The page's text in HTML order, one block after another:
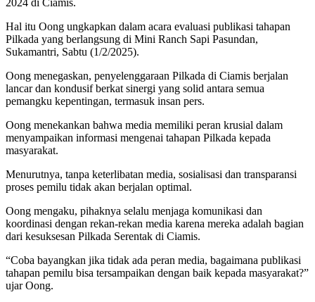
Hal itu Oong ungkapkan dalam acara evaluasi publikasi tahapan
Pilkada yang berlangsung di Mini Ranch Sapi Pasundan,
Sukamantri, Sabtu (1/2/2025).
Oong menegaskan, penyelenggaraan Pilkada di Ciamis berjalan
lancar dan kondusif berkat sinergi yang solid antara semua
pemangku kepentingan, termasuk insan pers.
Oong menekankan bahwa media memiliki peran krusial dalam
menyampaikan informasi mengenai tahapan Pilkada kepada
masyarakat.
Menurutnya, tanpa keterlibatan media, sosialisasi dan transparansi
proses pemilu tidak akan berjalan optimal.
Oong mengaku, pihaknya selalu menjaga komunikasi dan
koordinasi dengan rekan-rekan media karena mereka adalah bagian
dari kesuksesan Pilkada Serentak di Ciamis.
“Coba bayangkan jika tidak ada peran media, bagaimana publikasi
tahapan pemilu bisa tersampaikan dengan baik kepada masyarakat?”
ujar Oong.